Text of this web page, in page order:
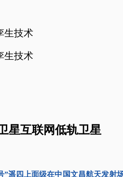
生技术
生技术
星互联网低轨卫星
遥四上面级在中国文昌航天发